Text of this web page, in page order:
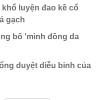
luyện đao kề cổ
gạch
bố 'mình đồng da
duyệt diễu binh của